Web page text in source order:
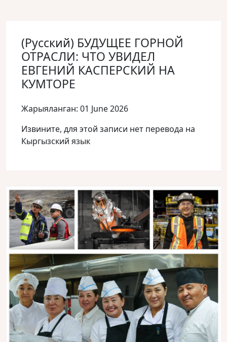
(Русский) БУДУЩЕЕ ГОРНОЙ
ОТРАСЛИ: ЧТО УВИДЕЛ
ЕВГЕНИЙ КАСПЕРСКИЙ НА
КУМТОРЕ
Жарыяланган: 01 June 2026
Извините, для этой записи нет перевода на
Кыргызский язык